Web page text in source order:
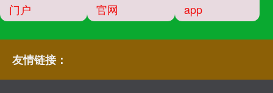
门户
官网
app
友情链接：